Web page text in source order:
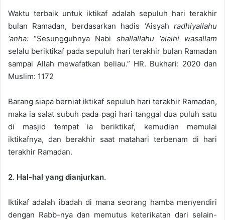
Waktu terbaik untuk iktikaf adalah sepuluh hari terakhir
bulan Ramadan, berdasarkan hadis ‘Aisyah radhiyallahu
‘anha: “Sesungguhnya Nabi shallallahu ‘alaihi wasallam
selalu beriktikaf pada sepuluh hari terakhir bulan Ramadan
sampai Allah mewafatkan beliau.” HR. Bukhari: 2020 dan
Muslim: 1172
Barang siapa berniat iktikaf sepuluh hari terakhir Ramadan,
maka ia salat subuh pada pagi hari tanggal dua puluh satu
di masjid tempat ia beriktikaf, kemudian memulai
iktikafnya, dan berakhir saat matahari terbenam di hari
terakhir Ramadan.
2. Hal-hal yang dianjurkan.
Iktikaf adalah ibadah di mana seorang hamba menyendiri
dengan Rabb-nya dan memutus keterikatan dari selain-